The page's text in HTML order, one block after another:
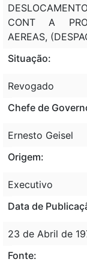
CONT A
AEREAS,
Situação:
Revogado
Chefe de
Ernesto Geisel
Origem:
Executivo
Data de
23 de Abril de
Fonte: